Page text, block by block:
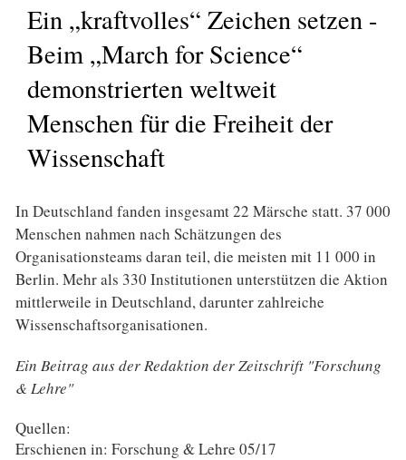
Ein „kraftvolles“ Zeichen setzen -
Beim „March for Science“
demonstrierten weltweit
Menschen für die Freiheit der
Wissenschaft
In Deutschland fanden insgesamt 22 Märsche statt. 37 000
Menschen nahmen nach Schätzungen des
Organisationsteams daran teil, die meisten mit 11 000 in
Berlin. Mehr als 330 Institutionen unterstützen die Aktion
mittlerweile in Deutschland, darunter zahlreiche
Wissenschaftsorganisationen.
Ein Beitrag aus der Redaktion der Zeitschrift "Forschung
& Lehre"
Quellen:
Erschienen in: Forschung & Lehre 05/17